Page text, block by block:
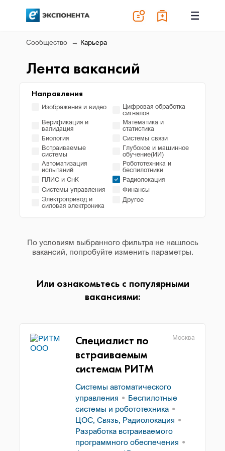
Сообщество Карьера
Лента вакансий
Направления
Изображения и видео
Цифровая обработка
сигналов
Верификация и
валидация
Математика и
статистика
Биология
Системы связи
Встраиваемые
системы
Глубокое и машинное
обучение(ИИ)
Автоматизация
испытаний
Робототехника и
беспилотники
ПЛИС и СнК
Радиолокация
Системы управления
Финансы
Электропривод и
силовая электроника
Другое
По условиям выбранного фильтра не нашлось
вакансий, попробуйте изменить параметры.
Или ознакомьтесь с популярными
вакансиями:
Москва
Специалист по
встраиваемым
системам РИТМ
Системы автоматического
управления
Беспилотные
системы и робототехника
ЦОС, Связь, Радиолокация
Разработка встраиваемого
программного обеспечения